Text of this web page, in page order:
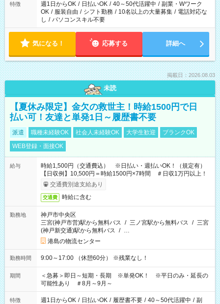
特徴 週1日からOK / 日払いOK / 40～50代活躍中 / 副業・Wワーク
OK / 服装自由 / シフト勤務 / 10名以上の大量募集 / 電話対応な
し / パソコンスキル不要
気になる！ 応募する 詳細へ
掲載日：2026.08.03
未読
【夏休み限定】金欠の救世主！時給1500円で日
払い可！友達と単発1日～履歴書不要
派遣 職種未経験OK 社会人未経験OK 大学生歓迎
ブランクOK
WEB登録・面接OK
給与
時給1,500円（交通費込） ※日払い・週払いOK！（規定有）
【日収例】10,500円＝時給1500円×7時間 ＃日収1万円以上！
交通費別途支給あり
交通費 時給に含む
勤務地
神戸市中央区
三宮(神戸市営)駅から無料バス / 三ノ宮駅から無料バス / 三宮
(神戸新交通)駅から無料バス / …
港島の物流センター
勤務時間 9:00～17:00 （休憩60分） ※残業なし！
期間
＜急募＞即日～短期・長期 ※単発OK！ ※平日のみ・延長の
可能性あり ＃8月～9月～
特徴 週1日からOK / 日払いOK / 履歴書不要 / 40～50代活躍中 / 副